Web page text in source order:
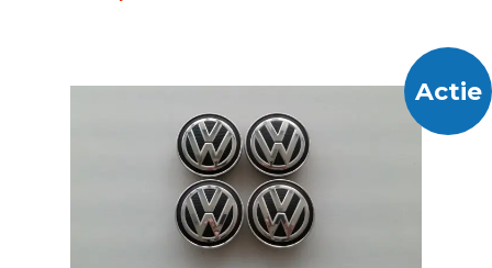
Actie